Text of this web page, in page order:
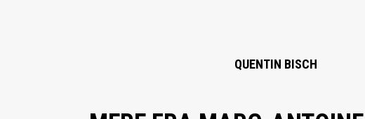
QUENTIN BISCH